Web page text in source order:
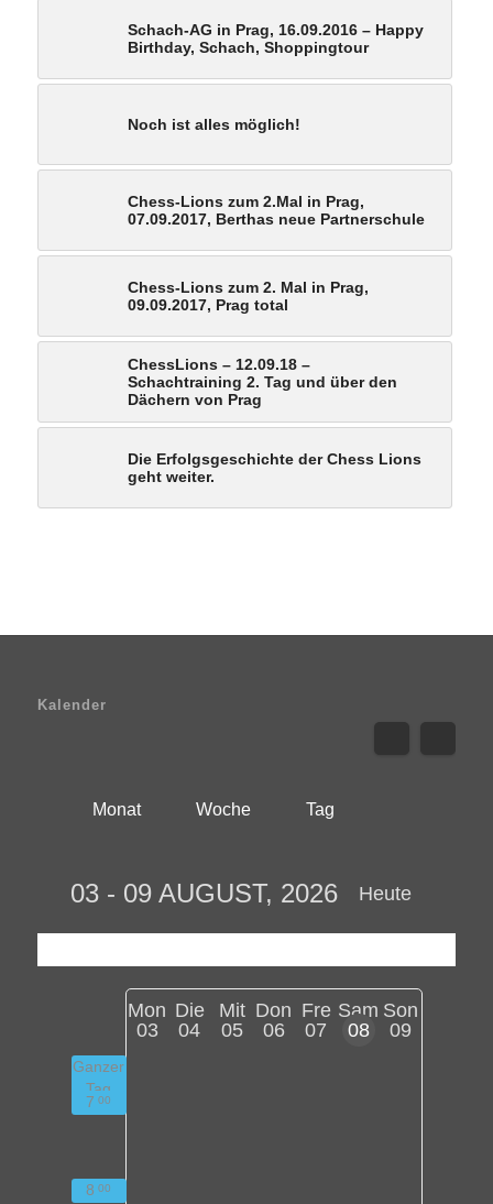
Schach-AG in Prag, 16.09.2016 – Happy
Birthday, Schach, Shoppingtour
Noch ist alles möglich!
Chess-Lions zum 2.Mal in Prag,
07.09.2017, Berthas neue Partnerschule
Chess-Lions zum 2. Mal in Prag,
09.09.2017, Prag total
ChessLions – 12.09.18 –
Schachtraining 2. Tag und über den
Dächern von Prag
Die Erfolgsgeschichte der Chess Lions
geht weiter.
Kalender
Monat Woche Tag
Heute
03 - 09 AUGUST, 2026
Mon
03
Die
04
Mit
05
Don
06
Fre
07
Sam
08
Son
09
Ganzer
Tag
7 00
8 00